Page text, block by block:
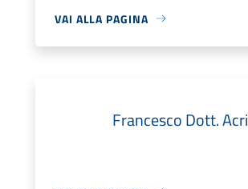
VAI ALLA PAGINA
Francesco Dott. Acri